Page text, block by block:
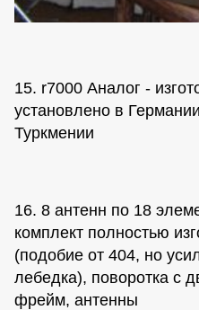
15. r7000 Аналог -
установлено в
Туркмении
16. 8 антенн по 18
комплект полностью
(подобие от 404, но
лебедка), поворотка с
фрейм, антенны